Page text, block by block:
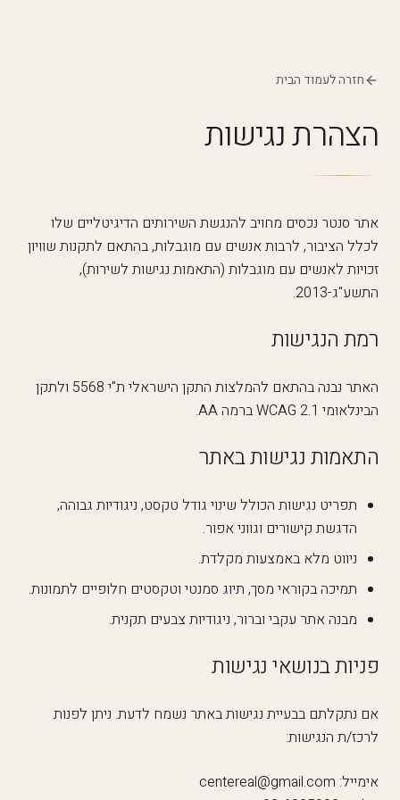
חזרה לעמוד הבית
הצהרת נגישות
אתר סנטר נכסים מחויב להנגשת השירותים הדיגיטליים שלו
לכלל הציבור, לרבות אנשים עם מוגבלות, בהתאם לתקנות שוויון
זכויות לאנשים עם מוגבלות (התאמות נגישות לשירות),
התשע"ג-2013.
רמת הנגישות
האתר נבנה בהתאם להמלצות התקן הישראלי ת"י 5568 ולתקן
הבינלאומי WCAG 2.1 ברמה AA.
התאמות נגישות באתר
תפריט נגישות הכולל שינוי גודל טקסט, ניגודיות גבוהה,
הדגשת קישורים וגווני אפור.
ניווט מלא באמצעות מקלדת.
תמיכה בקוראי מסך, תיוג סמנטי וטקסטים חלופיים לתמונות.
מבנה אתר עקבי וברור, ניגודיות צבעים תקנית.
פניות בנושאי נגישות
אם נתקלתם בבעיית נגישות באתר נשמח לדעת. ניתן לפנות
לרכז/ת הנגישות:
אימייל: centereal@gmail.com